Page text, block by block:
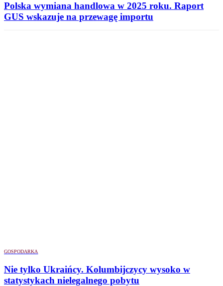
Polska wymiana handlowa w 2025 roku. Raport
GUS wskazuje na przewagę importu
GOSPODARKA
Nie tylko Ukraińcy. Kolumbijczycy wysoko w
statystykach nielegalnego pobytu